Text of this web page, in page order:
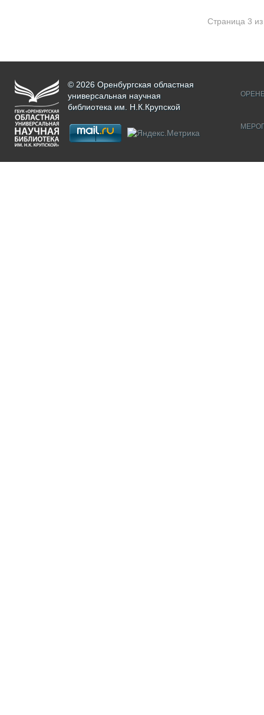
Страница3
© 2026 Оренбургская областная
универсальная научная
библиотека им. Н.К.Крупской